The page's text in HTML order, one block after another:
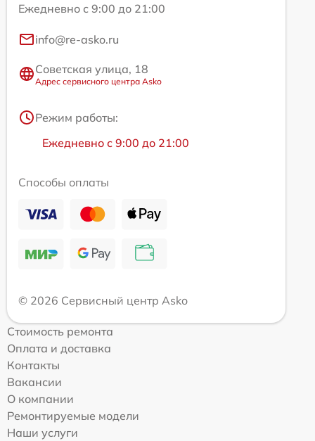
Ежедневно с 9:00 до 21:00
info@re-asko.ru
Советская улица, 18
Адрес сервисного центра Asko
Режим работы:
Ежедневно с 9:00 до 21:00
Способы оплаты
© 2026 Сервисный центр Asko
Стоимость ремонта
Оплата и доставка
Контакты
Вакансии
О компании
Ремонтируемые модели
Наши услуги